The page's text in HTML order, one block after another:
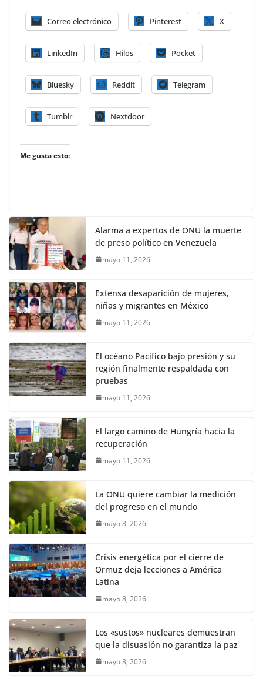
Correo electrónico Pinterest X
LinkedIn Hilos Pocket
Bluesky Reddit Telegram
Tumblr Nextdoor
Me gusta esto:
Alarma a expertos de ONU la muerte
de preso político en Venezuela
mayo 11, 2026
Extensa desaparición de mujeres,
niñas y migrantes en México
mayo 11, 2026
El océano Pacífico bajo presión y su
región finalmente respaldada con
pruebas
mayo 11, 2026
El largo camino de Hungría hacia la
recuperación
mayo 11, 2026
La ONU quiere cambiar la medición
del progreso en el mundo
mayo 8, 2026
Crisis energética por el cierre de
Ormuz deja lecciones a América
Latina
mayo 8, 2026
Los «sustos» nucleares demuestran
que la disuasión no garantiza la paz
mayo 8, 2026